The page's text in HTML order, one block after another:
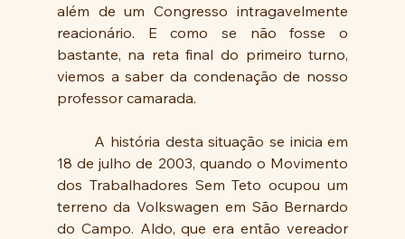
além de um Congresso intragavelmente
reacionário. E como se não fosse o
bastante, na reta final do primeiro turno,
viemos a saber da condenação de nosso
professor camarada.
18 de julho de 2003, quando o Movimento
dos Trabalhadores Sem Teto ocupou um
terreno da Volkswagen em São Bernardo
do Campo. Aldo, que era então vereador